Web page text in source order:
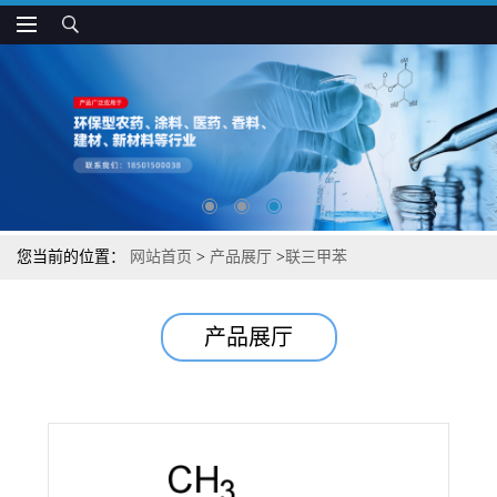
您当前的位置： 网站首页 > 产品展厅 >联三甲苯
产品展厅